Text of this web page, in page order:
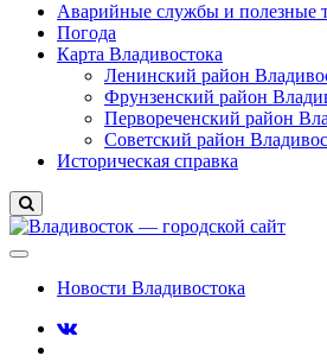
Аварийные службы и полезные
Погода
Карта Владивостока
Ленинский район
Фрунзенский район
Первореченский район
Советский район
Историческая справка
Новости Владивостока